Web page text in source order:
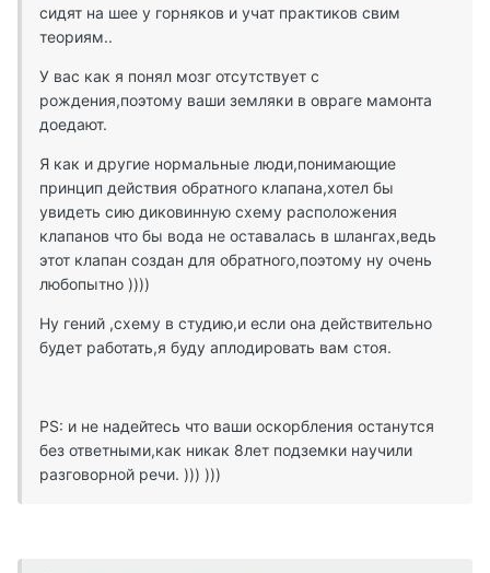
сидят на шее у горняков и учат практиков свим
теориям..
У вас как я понял мозг отсутствует с
рождения,поэтому ваши земляки в овраге мамонта
доедают.
Я как и другие нормальные люди,понимающие
принцип действия обратного клапана,хотел бы
увидеть сию диковинную схему расположения
клапанов что бы вода не оставалась в шлангах,ведь
этот клапан создан для обратного,поэтому ну очень
любопытно ))))
Ну гений ,схему в студию,и если она действительно
будет работать,я буду аплодировать вам стоя.
PS: и не надейтесь что ваши оскорбления останутся
без ответными,как никак 8лет подземки научили
разговорной речи. ))) )))